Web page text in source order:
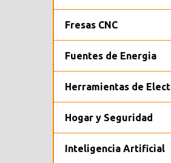
Fresas CNC
Fuentes de Energia
Herramientas de
Hogar y Seguridad
Inteligencia Artificial